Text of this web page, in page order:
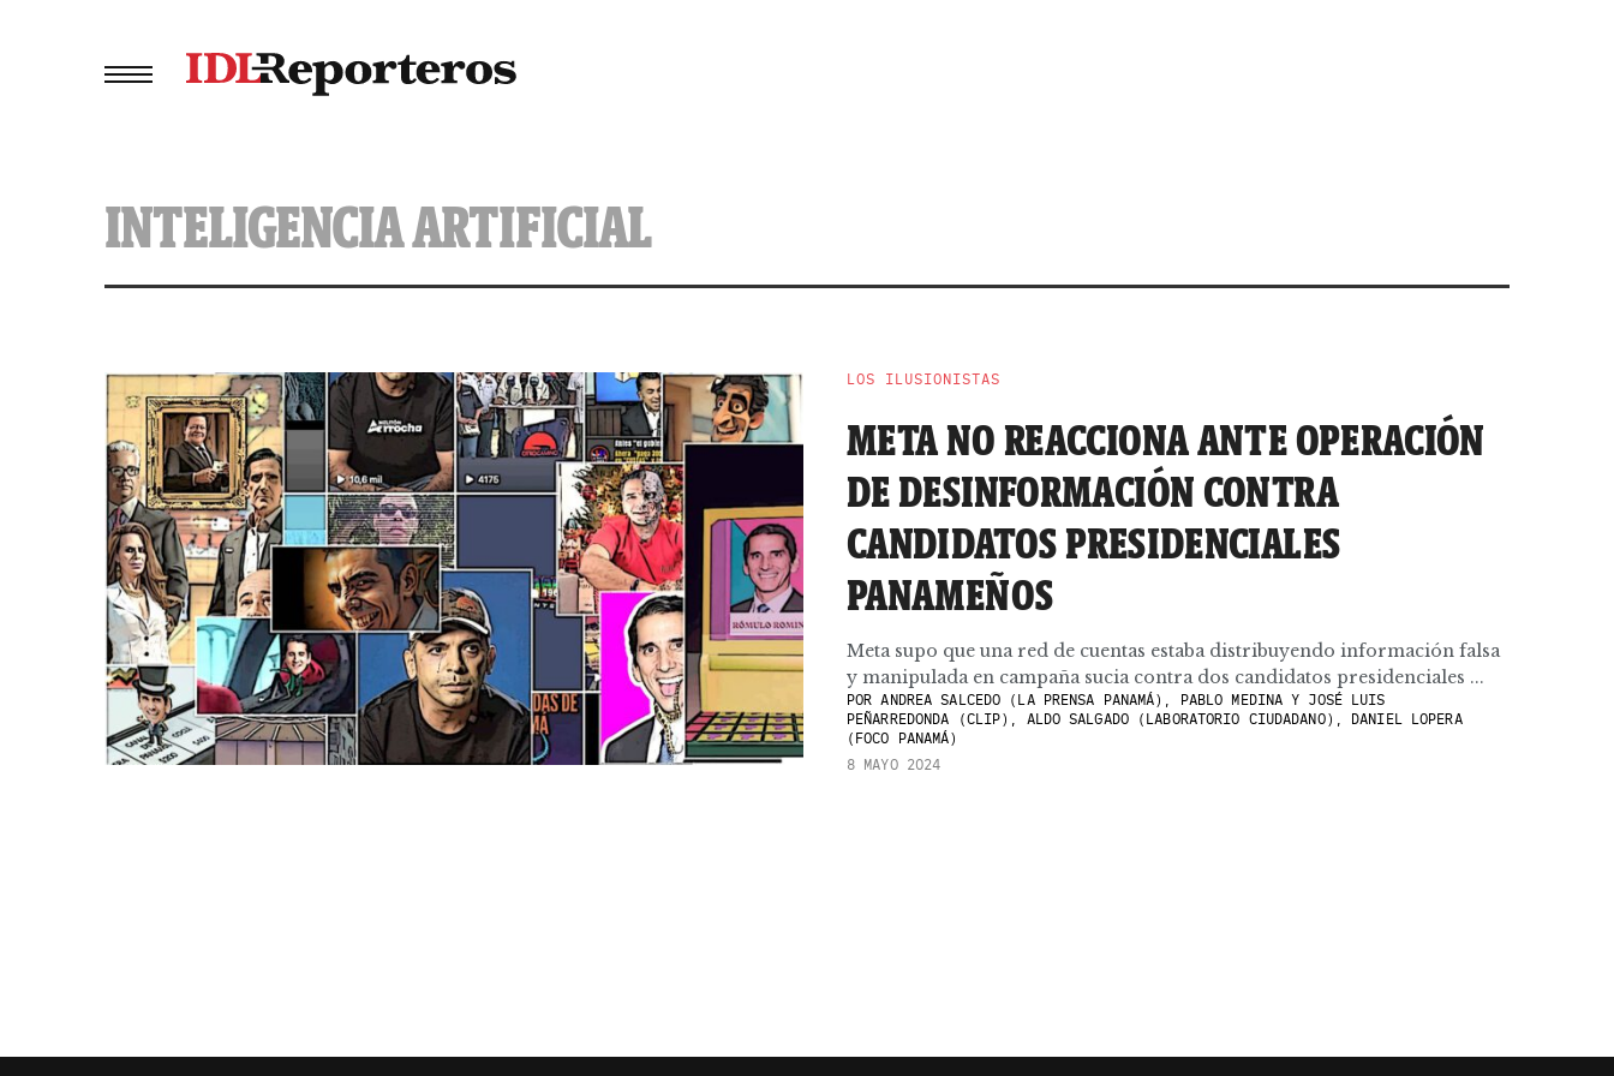
INTELIGENCIA ARTIFICIAL
LOS ILUSIONISTAS
META NO REACCIONA ANTE OPERACIÓN
DE DESINFORMACIÓN CONTRA
CANDIDATOS PRESIDENCIALES
PANAMEÑOS
Meta supo que una red de cuentas estaba distribuyendo información falsa
y manipulada en campaña sucia contra dos candidatos presidenciales ...
POR ANDREA SALCEDO (LA PRENSA PANAMÁ), PABLO MEDINA Y JOSÉ LUIS
PEÑARREDONDA (CLIP), ALDO SALGADO (LABORATORIO CIUDADANO), DANIEL LOPERA
(FOCO PANAMÁ)
8 MAYO 2024